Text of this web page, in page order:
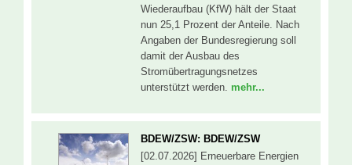
Wiederaufbau (KfW) hält der Staat
nun 25,1 Prozent der Anteile. Nach
Angaben der Bundesregierung soll
damit der Ausbau des
Stromübertragungsnetzes
unterstützt werden. mehr...
BDEW/ZSW: BDEW/ZSW
[02.07.2026] Erneuerbare Energien